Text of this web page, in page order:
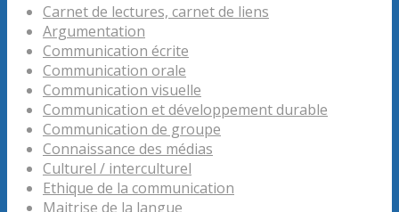
Carnet de lectures, carnet de liens
Argumentation
Communication écrite
Communication orale
Communication visuelle
Communication et développement durable
Communication de groupe
Connaissance des médias
Culturel / interculturel
Ethique de la communication
Maitrise de la langue